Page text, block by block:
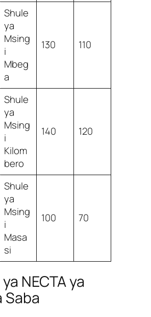
Shule
ya
Msing
i
Mbeg
a
130 110
Shule
ya
Msing
i
Kilom
bero
140 120
Shule
ya
Msing
i
Masa
si
100 70
NECTA ya
Saba